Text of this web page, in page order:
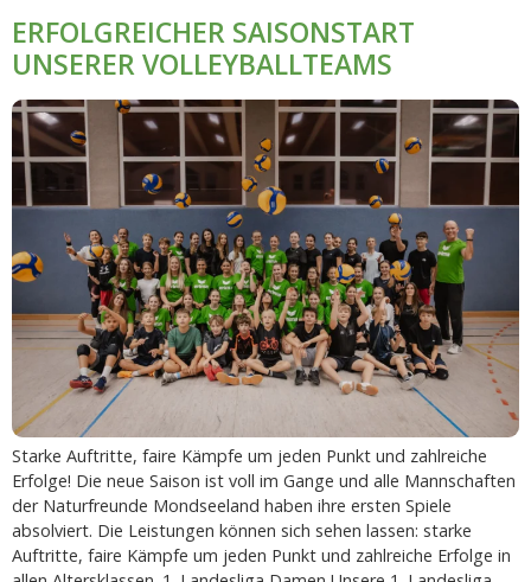
ERFOLGREICHER SAISONSTART
UNSERER VOLLEYBALLTEAMS
Starke Auftritte, faire Kämpfe um jeden Punkt und zahlreiche
Erfolge! Die neue Saison ist voll im Gange und alle Mannschaften
der Naturfreunde Mondseeland haben ihre ersten Spiele
absolviert. Die Leistungen können sich sehen lassen: starke
Auftritte, faire Kämpfe um jeden Punkt und zahlreiche Erfolge in